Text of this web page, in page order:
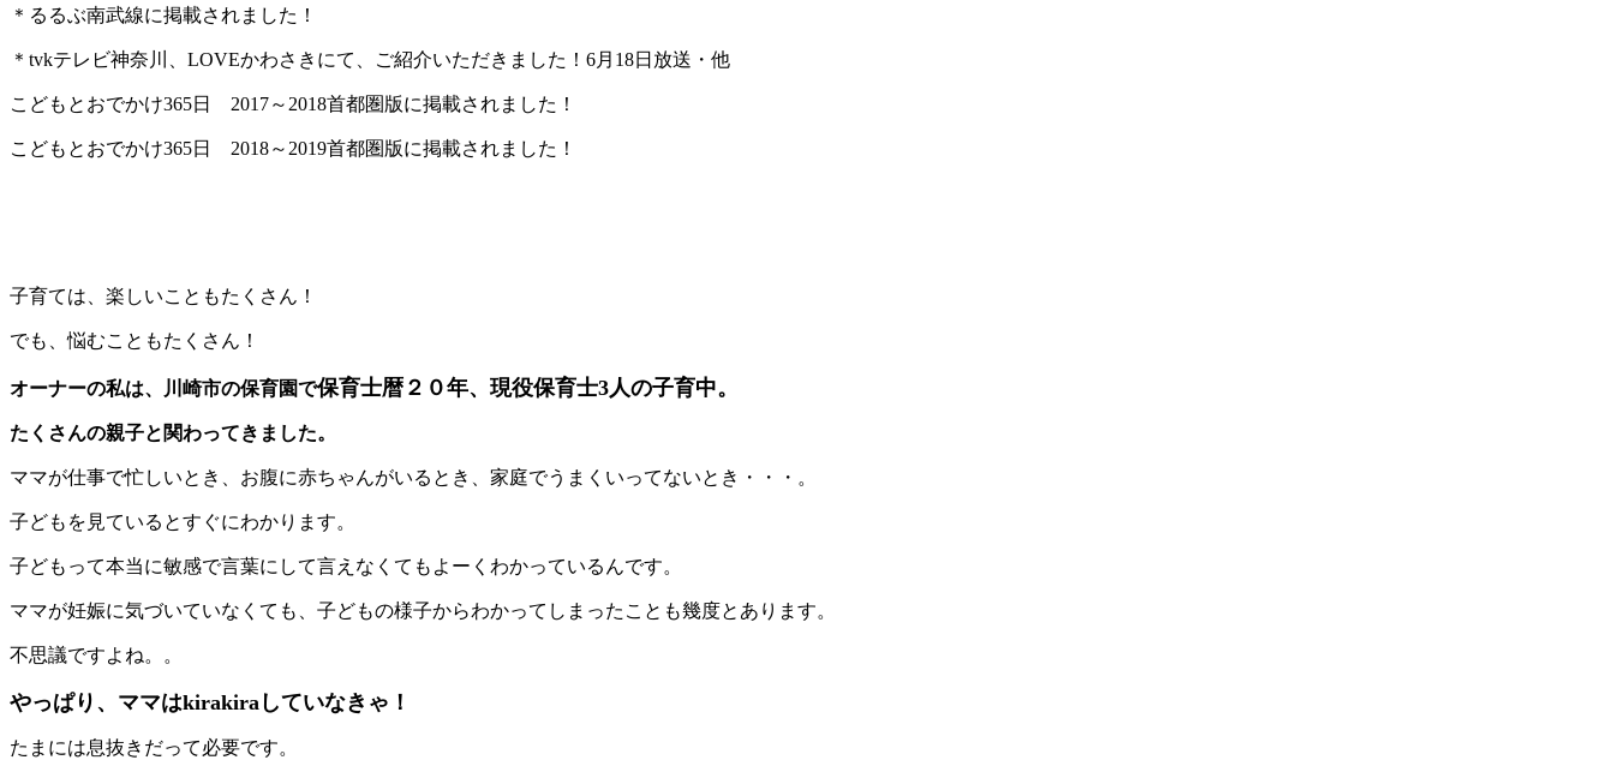
＊るるぶ南武線に掲載されました！
＊tvkテレビ神奈川、LOVEかわさきにて、ご紹介いただきました！6月18日放送・他
こどもとおでかけ365日 2017～2018首都圏版に掲載されました！
こどもとおでかけ365日 2018～2019首都圏版に掲載されました！
子育ては、楽しいこともたくさん！
でも、悩むこともたくさん！
オーナーの私は、川崎市の保育園で保育士暦２０年、現役保育士3人の子育中。
たくさんの親子と関わってきました。
ママが仕事で忙しいとき、お腹に赤ちゃんがいるとき、家庭でうまくいってないとき・・・。
子どもを見ているとすぐにわかります。
子どもって本当に敏感で言葉にして言えなくてもよーくわかっているんです。
ママが妊娠に気づいていなくても、子どもの様子からわかってしまったことも幾度とあります。
不思議ですよね。。
やっぱり、ママはkirakiraしていなきゃ！
たまには息抜きだって必要です。